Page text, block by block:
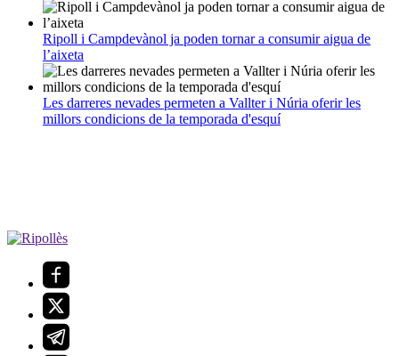
Ripoll i Campdevànol ja poden tornar a consumir aigua de
l’aixeta
Les darreres nevades permeten a Vallter i Núria oferir les
millors condicions de la temporada d'esquí